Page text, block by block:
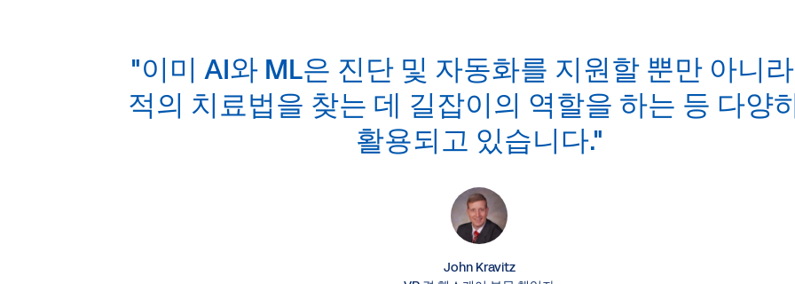
"이미 AI와 ML은 진단 및 자동화를 지원할 뿐만 아니
적의 치료법을 찾는 데 길잡이의 역할을 하는 등 다양
활용되고 있습니다."
John Kravitz